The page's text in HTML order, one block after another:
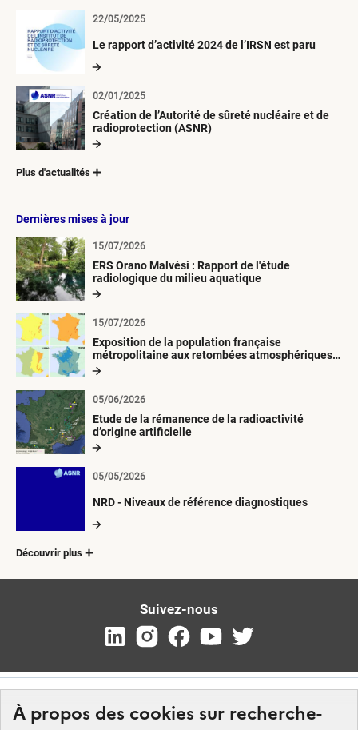
À propos des cookies sur recherche-
Le rapport d’activité 2024 de l’IRSN est paru
22/05/2025
Création de l’Autorité de sûreté nucléaire et de
radioprotection (ASNR)
02/01/2025
Plus d'actualités
Dernières mises à jour
ERS Orano Malvési : Rapport de l'étude
radiologique du milieu aquatique
15/07/2026
Exposition de la population française
métropolitaine aux retombées atmosphériques
radioactives depuis 1945
15/07/2026
Etude de la rémanence de la radioactivité
d’origine artificielle
05/06/2026
NRD - Niveaux de référence diagnostiques
05/05/2026
Découvrir plus
Suivez-nous